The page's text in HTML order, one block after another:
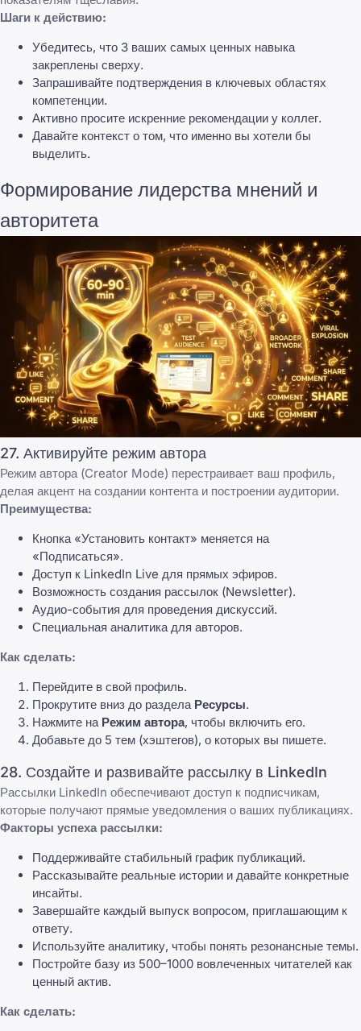
Шаги к действию:
Убедитесь, что 3 ваших самых ценных навыка
закреплены сверху.
Запрашивайте подтверждения в ключевых областях
компетенции.
Активно просите искренние рекомендации у коллег.
Давайте контекст о том, что именно вы хотели бы
выделить.
Формирование лидерства мнений и
авторитета
27. Активируйте режим автора
Режим автора (Creator Mode) перестраивает ваш профиль,
делая акцент на создании контента и построении аудитории.
Преимущества:
Кнопка «Установить контакт» меняется на
«Подписаться».
Доступ к LinkedIn Live для прямых эфиров.
Возможность создания рассылок (Newsletter).
Аудио-события для проведения дискуссий.
Специальная аналитика для авторов.
Как сделать:
Перейдите в свой профиль.
Прокрутите вниз до раздела Ресурсы.
Нажмите на Режим автора, чтобы включить его.
Добавьте до 5 тем (хэштегов), о которых вы пишете.
28. Создайте и развивайте рассылку в LinkedIn
Рассылки LinkedIn обеспечивают доступ к подписчикам,
которые получают прямые уведомления о ваших публикациях.
Факторы успеха рассылки:
Поддерживайте стабильный график публикаций.
Рассказывайте реальные истории и давайте конкретные
инсайты.
Завершайте каждый выпуск вопросом, приглашающим к
ответу.
Используйте аналитику, чтобы понять резонансные темы.
Постройте базу из 500–1000 вовлеченных читателей как
ценный актив.
Как сделать: